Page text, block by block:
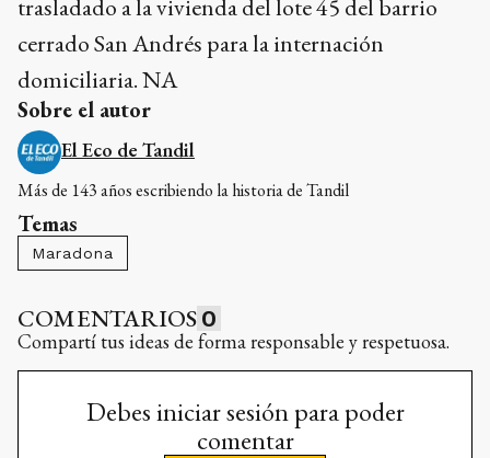
trasladado a la vivienda del lote 45 del barrio
cerrado San Andrés para la internación
domiciliaria. NA
Sobre el autor
El Eco de Tandil
Más de 143 años escribiendo la historia de Tandil
Temas
Maradona
COMENTARIOS 0
Compartí tus ideas de forma responsable y respetuosa.
Debes iniciar sesión para poder
comentar